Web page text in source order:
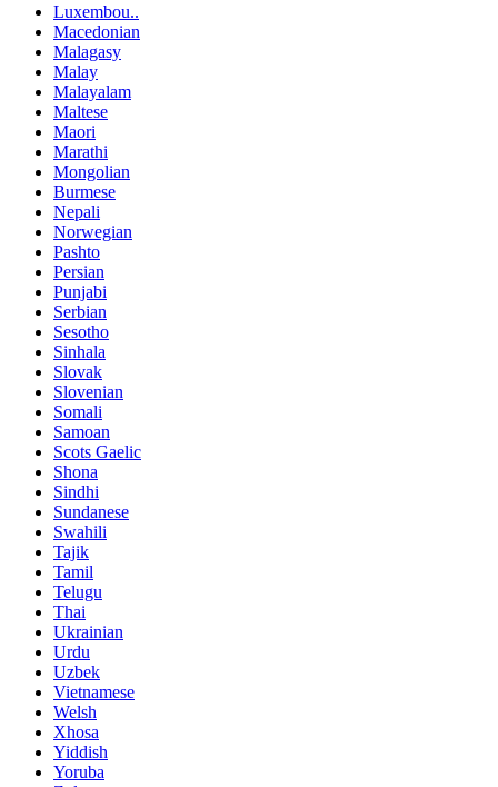
Luxembou..
Macedonian
Malagasy
Malay
Malayalam
Maltese
Maori
Marathi
Mongolian
Burmese
Nepali
Norwegian
Pashto
Persian
Punjabi
Serbian
Sesotho
Sinhala
Slovak
Slovenian
Somali
Samoan
Scots Gaelic
Shona
Sindhi
Sundanese
Swahili
Tajik
Tamil
Telugu
Thai
Ukrainian
Urdu
Uzbek
Vietnamese
Welsh
Xhosa
Yiddish
Yoruba